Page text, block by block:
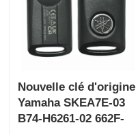
Aperçu
Produits
Nouvelle clé d'origine
Yamaha SKEA7E-03
B74-H6261-02 662F-